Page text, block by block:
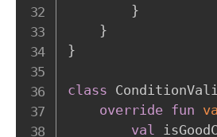
}
}
}
class
override fun
val